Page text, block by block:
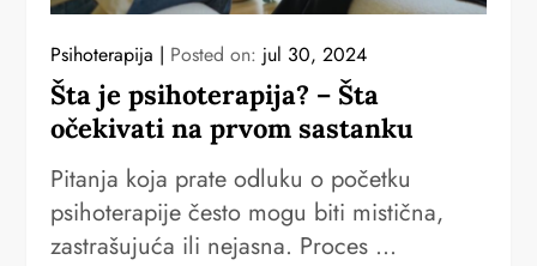
Psihoterapija Posted on: jul 30, 2024
Šta je psihoterapija? – Šta
očekivati na prvom sastanku
Pitanja koja prate odluku o početku
psihoterapije često mogu biti mistična,
zastrašujuća ili nejasna. Proces …